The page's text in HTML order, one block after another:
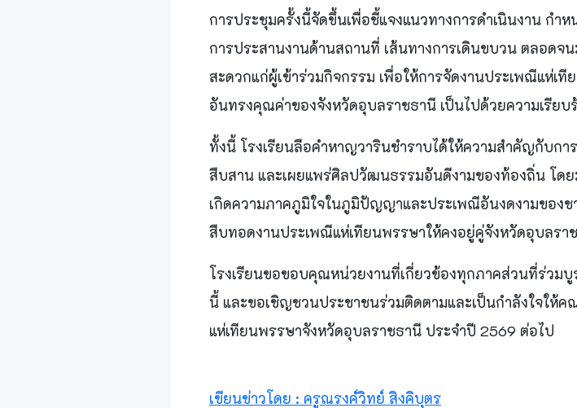
การประชุมครั้งนี้จัดขึ้นเพื่อชี้แจงแนวทางการดำเนินงาน ก
การประสานงานด้านสถานที่ เส้นทางการเดินขบวน ตลอดจ
สะดวกแก่ผู้เข้าร่วมกิจกรรม เพื่อให้การจัดงานประเพณีแห่
อันทรงคุณค่าของจังหวัดอุบลราชธานี เป็นไปด้วยความเรียบ
ทั้งนี้ โรงเรียนลือคำหาญวารินชำราบได้ให้ความสำคัญกับกา
สืบสาน และเผยแพร่ศิลปวัฒนธรรมอันดีงามของท้องถิ่น โดย
เกิดความภาคภูมิใจในภูมิปัญญาและประเพณีอันงดงามของ
สืบทอดงานประเพณีแห่เทียนพรรษาให้คงอยู่คู่จังหวัดอุบลรา
โรงเรียนขอขอบคุณหน่วยงานที่เกี่ยวข้องทุกภาคส่วนที่ร่วม
นี้ และขอเชิญชวนประชาชนร่วมติดตามและเป็นกำลังใจให้
แห่เทียนพรรษาจังหวัดอุบลราชธานี ประจำปี 2569 ต่อไป
เขียนข่าวโดย : ครูณรงค์วิทย์ สิงคิบุตร